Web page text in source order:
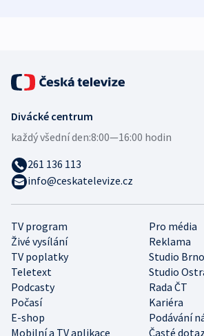
TV program
Pro média
Živé vysílání
Reklama
TV poplatky
Studio Brno
Teletext
Studio
Podcasty
Rada ČT
Počasí
Kariéra
E-shop
Podávání
Mobilní a TV aplikace
Časté
Divácké centrum
každý všední den:8:00—16:00 hodin
261 136 113
info@ceskatelevize.cz